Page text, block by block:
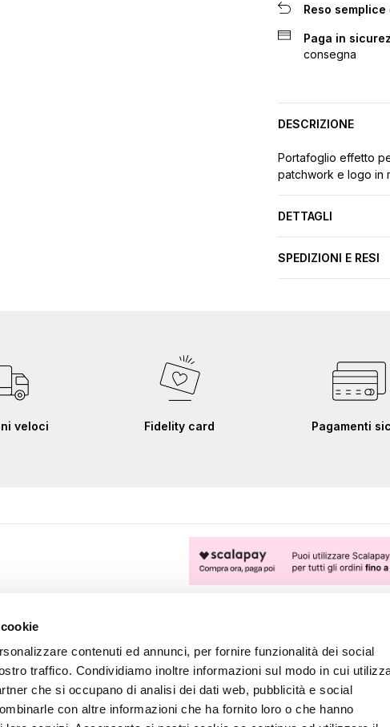
contenuti ed annunci, per fornire funzionalità dei social
traffico. Condividiamo inoltre informazioni sul modo in cui
che si occupano di analisi dei dati web, pubblicità e social
con altre informazioni che ha fornito loro o che hanno
Reso semplice
Paga in
consegna
DESCRIZIONE
Portafoglio effetto
patchwork e logo in
DETTAGLI
SPEDIZIONI E RESI
veloci Fidelity card Pagamenti